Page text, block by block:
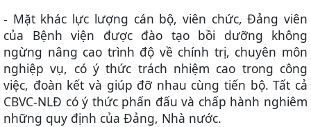
- Mặt khác lực lượng cán bộ, viên chức, Đảng viên
của Bệnh viện được đào tạo bồi dưỡng không
ngừng nâng cao trình độ về chính trị, chuyên môn
nghiệp vụ, có ý thức trách nhiệm cao trong công
việc, đoàn kết và giúp đỡ nhau cùng tiến bộ. Tất cả
CBVC-NLĐ có ý thức phấn đấu và chấp hành nghiêm
những quy định của Đảng, Nhà nước.